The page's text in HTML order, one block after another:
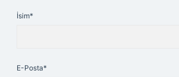
İsim*
E-Posta*